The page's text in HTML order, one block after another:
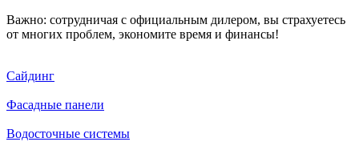
Важно: сотрудничая с официальным дилером, вы страхуетесь
от многих проблем, экономите время и финансы!
Сайдинг
Фасадные панели
Водосточные системы